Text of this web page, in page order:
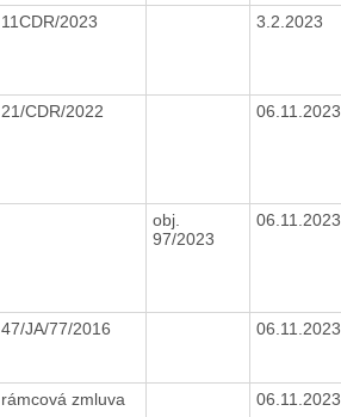
11CDR/2023 3.2.2023
21/CDR/2022 06.11.2023
obj.
97/2023
06.11.2023
47/JA/77/2016 06.11.2023
rámcová zmluva 06.11.2023